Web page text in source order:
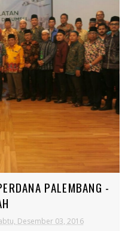
PALEMBANG -
Desember 03, 2016